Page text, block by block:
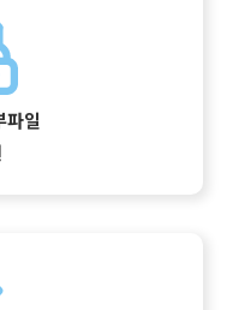
파일